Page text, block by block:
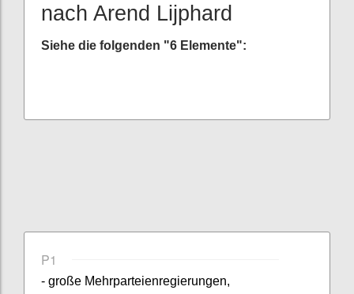
nach Arend Lijphard
Siehe die folgenden "6 Elemente":
P1
- große Mehrparteienregierungen,